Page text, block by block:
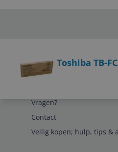
Toshiba TB-
Vragen?
Contact
Veilig kopen; hulp, tips &